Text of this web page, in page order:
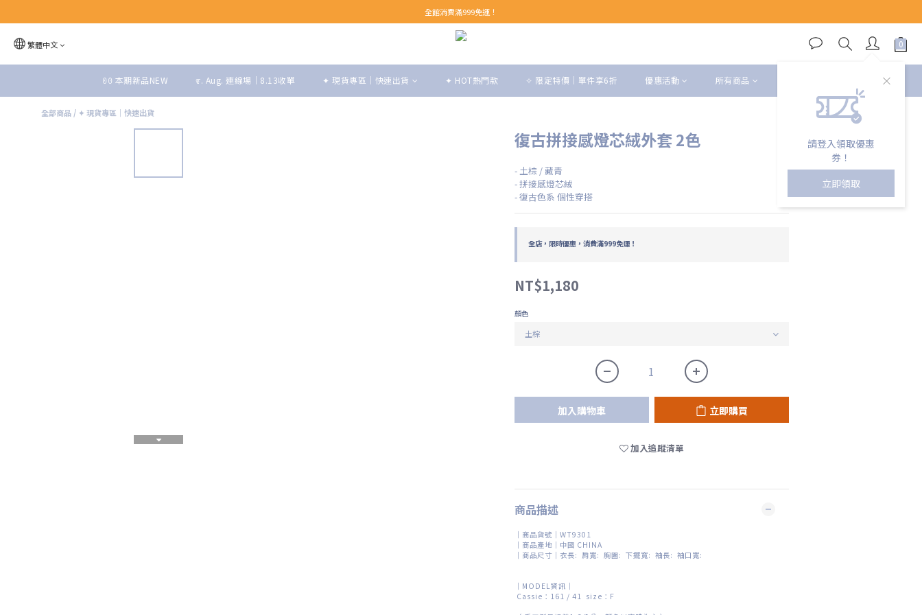
【 Welcome 】新會員首購即享免運！(至領券中心領取)
全館消費滿999免運！
【 Welcome 】新會員首購即享免運！(至領券中心領取)
繁體中文
請登入領取優惠
券！
立即領取
ꏿꏿ 本期新品NEW ೯. Aug. 連線場｜8.13收單 ✦ 現貨專區｜快速出貨 ✦ HOT熱門款 ✧ 限定特價｜單件享6折 優惠活動 所有商品
全部商品 / ✦ 現貨專區｜快速出貨
復古拼接感燈芯絨外套 2色
- 土棕 / 藏青
- 拼接感燈芯絨
- 復古色系 個性穿搭
全店，限時優惠，消費滿999免運！
NT$1,180
顏色
加入購物車 立即購買
加入追蹤清單
商品描述
｜商品貨號｜WT9301
｜商品產地｜中國 CHINA
｜商品尺寸｜衣長: 肩寬: 胸圍: 下擺寬: 袖長: 袖口寬:
｜MODEL資訊｜
Cassie：161 / 41 size：F
立即購買